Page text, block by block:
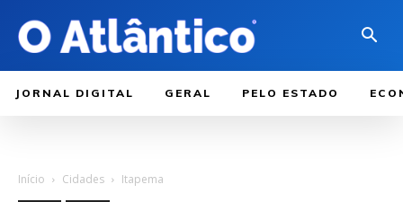
JORNAL DIGITAL GERAL PELO ESTADO
Início Cidades Itapema